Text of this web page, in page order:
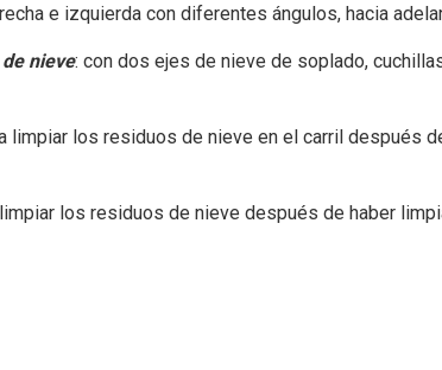
e izquierda con diferentes ángulos, hacia
nieve: con dos ejes de nieve de soplado,
limpiar los residuos de nieve en el carril después
los residuos de nieve después de haber